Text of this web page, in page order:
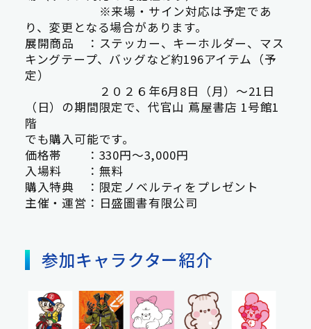
※来場・サイン対応は予定であ
り、変更となる場合があります。
展開商品 ：ステッカー、キーホルダー、マス
キングテープ、バッグなど約196アイテム（予
定）
２０２６年6月8日（月）～21日
（日）の期間限定で、代官山 蔦屋書店 1号館1
階
でも購入可能です。
価格帯 ：330円～3,000円
入場料 ：無料
購入特典 ：限定ノベルティをプレゼント
主催・運営：日盛圖書有限公司
参加キャラクター紹介